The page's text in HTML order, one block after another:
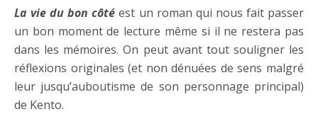
La vie du bon côté est un roman qui nous fait passer
un bon moment de lecture même si il ne restera pas
dans les mémoires. On peut avant tout souligner les
réflexions originales (et non dénuées de sens malgré
leur jusqu’auboutisme de son personnage principal)
de Kento.